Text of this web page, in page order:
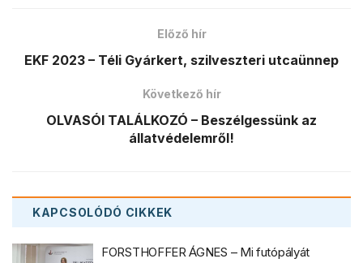
Előző hír
EKF 2023 – Téli Gyárkert, szilveszteri utcaünnep
Következő hír
OLVASÓI TALÁLKOZÓ – Beszélgessünk az
állatvédelemről!
KAPCSOLÓDÓ CIKKEK
FORSTHOFFER ÁGNES – Mi futópályát